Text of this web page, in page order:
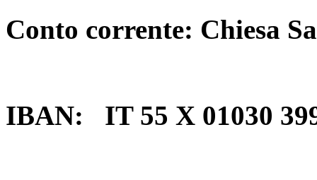
Conto corrente: Chiesa
IBAN: IT 55 X 01030